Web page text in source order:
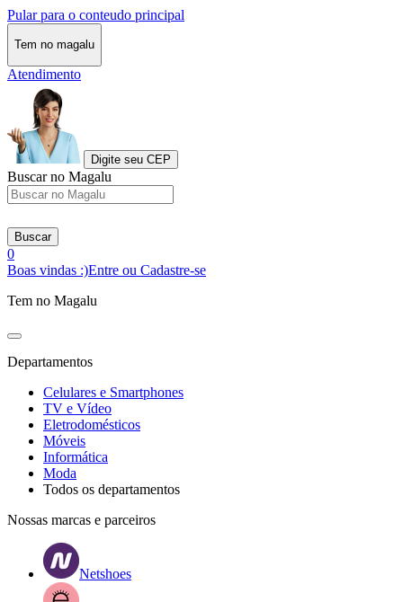
Pular para o conteudo principal
Tem no magalu
Atendimento
Digite seu CEP
Buscar no Magalu
Buscar
0
Boas vindas :)Entre ou Cadastre-se
Tem no Magalu
Departamentos
Celulares e Smartphones
TV e Vídeo
Eletrodomésticos
Móveis
Informática
Moda
Todos os departamentos
Nossas marcas e parceiros
Netshoes